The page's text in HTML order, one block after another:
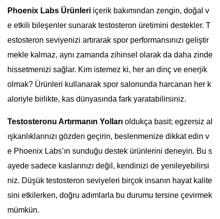
Phoenix Labs Ürünleri içerik bakımından zengin, doğal v
e etkili bileşenler sunarak testosteron üretimini destekler. T
estosteron seviyenizi artırarak spor performansınızı geliştir
mekle kalmaz, aynı zamanda zihinsel olarak da daha zinde
hissetmenizi sağlar. Kim istemez ki, her an dinç ve enerjik
olmak? Ürünleri kullanarak spor salonunda harcanan her k
aloriyle birlikte, kas dünyasında fark yaratabilirsiniz.
Testosteronu Artırmanın Yolları oldukça basit; egzersiz al
ışkanlıklarınızı gözden geçirin, beslenmenize dikkat edin v
e Phoenix Labs’ın sunduğu destek ürünlerini deneyin. Bu s
ayede sadece kaslarınızı değil, kendinizi de yenileyebilirsi
niz. Düşük testosteron seviyeleri birçok insanın hayat kalite
sini etkilerken, doğru adımlarla bu durumu tersine çevirmek
mümkün.